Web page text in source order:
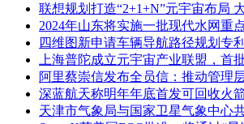
联想规划打造“2+1+N”元宇宙布局
2024年山东将实施一批现代水网重
四维图新申请车辆导航路径规划专
上海普陀成立元宇宙产业联盟，首
阿里蔡崇信发布全员信：推动管理
深蓝航天称明年年底首发可回收火
天津市气象局与国家卫星气象中心